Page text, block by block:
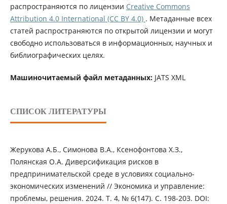
распространяются по лицензии Creative Commons
Attribution 4.0 International (CC BY 4.0) . Метаданные всех
статей распространяются по открытой лицензии и могут
свободно использоваться в информационных, научных и
библиографических целях.
Машиночитаемый файл метаданных:JATS XML
СПИСОК ЛИТЕРАТУРЫ
Жерукова А.Б., Симонова В.А., Ксенофонтова Х.З.,
Полянская О.А. Диверсификация рисков в
предпринимательской среде в условиях социально-
экономических изменений // Экономика и управление:
проблемы, решения. 2024. Т. 4, № 6(147). С. 198-203. DOI: